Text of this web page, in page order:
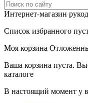
Интернет-магазин
Список избранного
Моя корзина
Ваша корзина пуста.
каталоге
В настоящий момент у